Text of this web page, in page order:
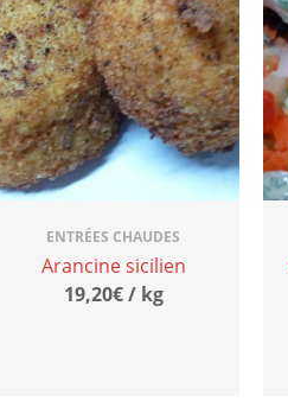
ENTRÉES CHAUDES
Arancine sicilien
19,20€ / kg